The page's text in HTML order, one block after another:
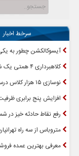
سرخط اخبار
آیسوکالکشن چطور به
کلاهبرداری ۴ همتی یک شرکت مهاجرتی
نوسازی ۱۵ هزار کلاس درس در استان تهران
افزایش پنج برابری
رفع نقاط حادثه خیز در
متروباس از سه راه
معرفی بهترین عمده